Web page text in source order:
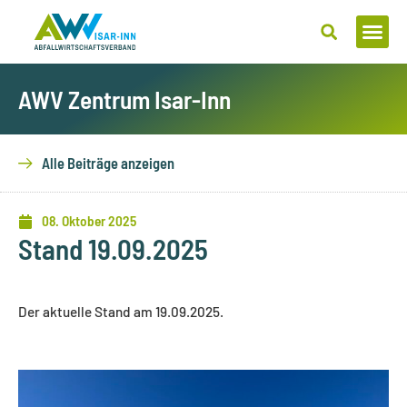
springen
AWV Zentrum Isar-Inn
Alle Beiträge anzeigen
08. Oktober 2025
Stand 19.09.2025
Der aktuelle Stand am 19.09.2025.